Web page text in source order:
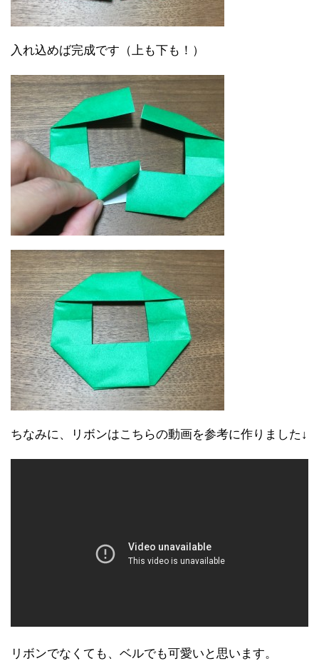
入れ込めば完成です（上も下も！）
ちなみに、リボンはこちらの動画を参考に作りました↓
リボンでなくても、ベルでも可愛いと思います。